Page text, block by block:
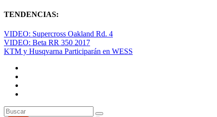
TENDENCIAS:
VIDEO: Supercross Oakland Rd. 4
VIDEO: Beta RR 350 2017
KTM y Husqvarna Participarán en WESS